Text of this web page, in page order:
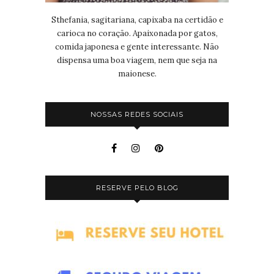
Sthefania, sagitariana, capixaba na certidão e
carioca no coração. Apaixonada por gatos,
comida japonesa e gente interessante. Não
dispensa uma boa viagem, nem que seja na
maionese.
NOSSAS REDES SOCIAIS
RESERVE PELO BLOG